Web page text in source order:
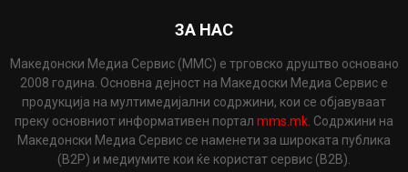
ЗА НАС
Македонски Медиа Сервис (ММС) е трговско друштво основано
2008 година. Основна дејност на Македоски Медиа Сервис е
продукција на мултимедијални содржини, кои се објавуваат
преку основниот информативен портал mms.mk . Содржини на
Македонски Медиа Сервис се наменети за широката публика
(B2P) и медиумите кои ќе користат сервис (B2B).